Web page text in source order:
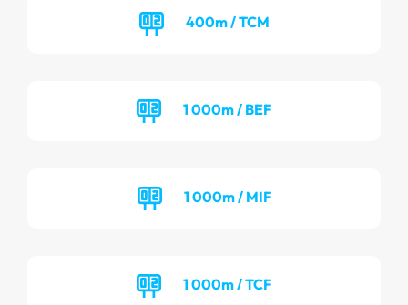
400m / TCM
1 000m / BEF
1 000m / MIF
1 000m / TCF